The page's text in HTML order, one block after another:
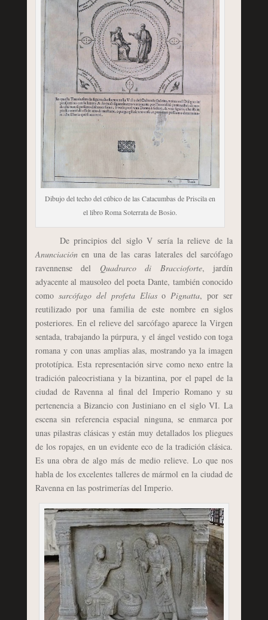
Dibujo del techo del cúbico de las Catacumbas de Priscila en
el libro Roma Soterrata de Bosio.
De principios del siglo V sería la relieve de la
Anunciaciónen una de las caras laterales del sarcófago
ravennense del Quadrarco di Braccioforte, jardín
adyacente al mausoleo del poeta Dante, también conocido
como sarcófago del profeta ElíasoPignatta, por ser
reutilizado por una familia de este nombre en siglos
posteriores. En el relieve del sarcófago aparece la Virgen
sentada, trabajando la púrpura, y el ángel vestido con toga
romana y con unas amplias alas, mostrando ya la imagen
prototípica. Esta representación sirve como nexo entre la
tradición paleocristiana y la bizantina, por el papel de la
ciudad de Ravenna al final del Imperio Romano y su
pertenencia a Bizancio con Justiniano en el siglo VI. La
escena sin referencia espacial ninguna, se enmarca por
unas pilastras clásicas y están muy detallados los pliegues
de los ropajes, en un evidente eco de la tradición clásica.
Es una obra de algo más de medio relieve. Lo que nos
habla de los excelentes talleres de mármol en la ciudad de
Ravenna en las postrimerías del Imperio.